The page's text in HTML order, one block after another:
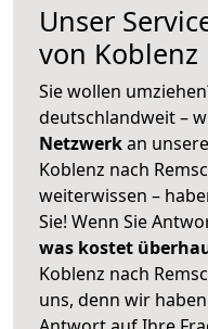
Unser
von Koblenz
Sie wollen
deutschlandweit –
Netzwerkan
Koblenz nach
weiterwissen –
Sie! Wenn Sie
was kostet
Koblenz nach
uns, denn wir